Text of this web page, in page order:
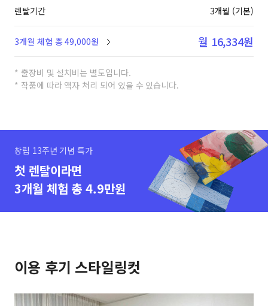
렌탈기간 3개월 (기본)
3개월 체험 총 49,000원 월 16,334원
* 출장비 및 설치비는 별도입니다.
* 작품에 따라 액자 처리 되어 있을 수 있습니다.
창립 13주년 기념 특가
첫 렌탈이라면
3개월 체험 총 4.9만원
이용 후기 스타일링컷